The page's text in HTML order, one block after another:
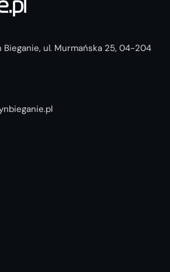
Bieganie, ul. Murmańska 25, 04-204